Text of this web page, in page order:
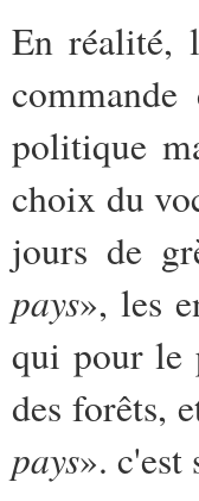
En réalité,
politique
choix du
jours de
pays», les
qui pour le
des forêts,
pays». c'est